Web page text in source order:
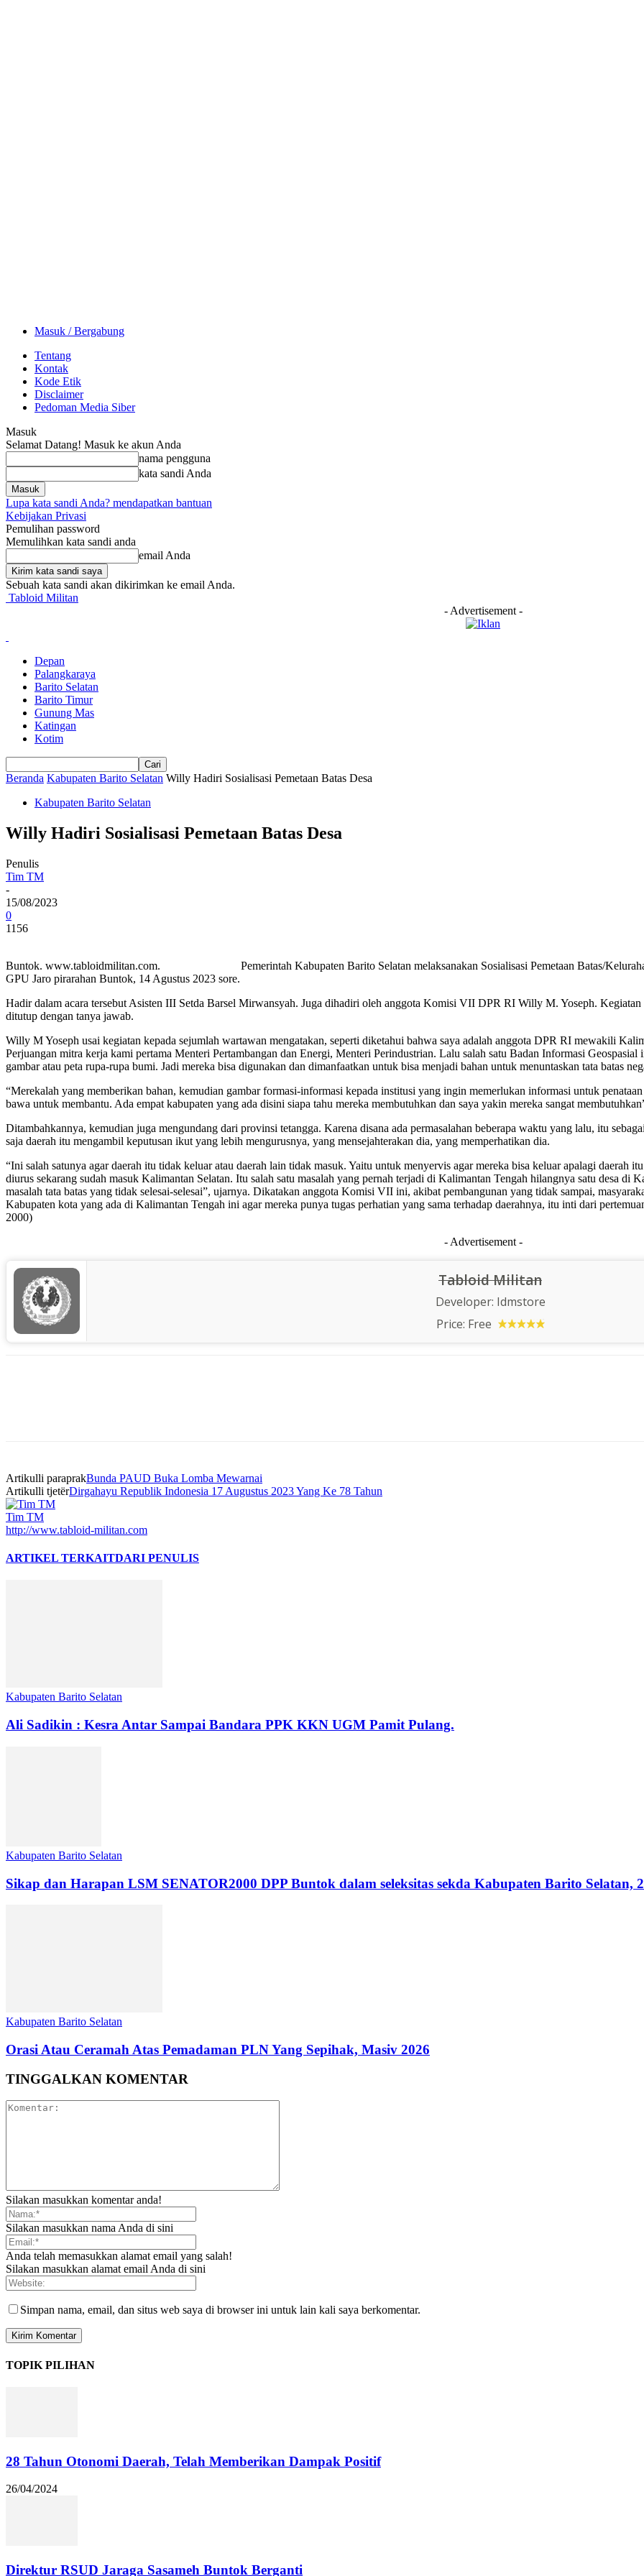
Masuk / Bergabung
Tentang
Kontak
Kode Etik
Disclaimer
Pedoman Media Siber
Masuk
Selamat Datang! Masuk ke akun Anda
nama pengguna
kata sandi Anda
Lupa kata sandi Anda? mendapatkan bantuan
Kebijakan Privasi
Pemulihan password
Memulihkan kata sandi anda
email Anda
Sebuah kata sandi akan dikirimkan ke email Anda.
Tabloid Militan
- Advertisement -
Depan
Palangkaraya
Barito Selatan
Barito Timur
Gunung Mas
Katingan
Kotim
Beranda Kabupaten Barito Selatan Willy Hadiri Sosialisasi Pemetaan Batas Desa
Kabupaten Barito Selatan
Willy Hadiri Sosialisasi Pemetaan Batas Desa
Penulis
Tim TM
-
15/08/2023
0
1156
Buntok. www.tabloidmilitan.com. Pemerintah Kabupaten Barito Selatan melaksanakan Sosialisasi Pemetaan Batas/Kelurahan.
GPU Jaro pirarahan Buntok, 14 Agustus 2023 sore.
Hadir dalam acara tersebut Asisten III Setda Barsel Mirwansyah. Juga dihadiri oleh anggota Komisi VII DPR RI Willy M. Yoseph.
ditutup dengan tanya jawab.
Willy M Yoseph usai kegiatan kepada sejumlah wartawan mengatakan, seperti diketahui bahwa saya adalah anggota DPR RI mewakili
Perjuangan mitra kerja kami pertama Menteri Pertambangan dan Energi, Menteri Perindustrian. Lalu salah satu Badan Informasi
gambar atau peta rupa-rupa bumi. Jadi mereka bisa digunakan dan dimanfaatkan untuk bisa menjadi bahan untuk menuntaskan tata batas
“Merekalah yang memberikan bahan, kemudian gambar formasi-informasi kepada institusi yang ingin memerlukan informasi untuk
bawa untuk membantu. Ada empat kabupaten yang ada disini siapa tahu mereka membutuhkan dan saya yakin mereka sangat
Ditambahkannya, kemudian juga mengundang dari provinsi tetangga. Karena disana ada permasalahan beberapa waktu yang lalu, itu
saja daerah itu mengambil keputusan ikut yang lebih mengurusnya, yang mensejahterakan dia, yang memperhatikan dia.
“Ini salah satunya agar daerah itu tidak keluar atau daerah lain tidak masuk. Yaitu untuk menyervis agar mereka bisa keluar apalagi daerah
diurus sekarang sudah masuk Kalimantan Selatan. Itu salah satu masalah yang pernah terjadi di Kalimantan Tengah hilangnya satu desa di
masalah tata batas yang tidak selesai-selesai”, ujarnya. Dikatakan anggota Komisi VII ini, akibat pembangunan yang tidak sampai,
Kabupaten kota yang ada di Kalimantan Tengah ini agar mereka punya tugas perhatian yang sama terhadap daerahnya, itu inti dari
2000)
- Advertisement -
Tabloid Militan
Developer: Idmstore
Price: Free
Artikulli paraprakBunda PAUD Buka Lomba Mewarnai
Artikulli tjetërDirgahayu Republik Indonesia 17 Augustus 2023 Yang Ke 78 Tahun
Tim TM
http://www.tabloid-militan.com
ARTIKEL TERKAITDARI PENULIS
Kabupaten Barito Selatan
Ali Sadikin : Kesra Antar Sampai Bandara PPK KKN UGM Pamit Pulang.
Kabupaten Barito Selatan
Sikap dan Harapan LSM SENATOR2000 DPP Buntok dalam seleksitas sekda Kabupaten Barito Selatan,
Kabupaten Barito Selatan
Orasi Atau Ceramah Atas Pemadaman PLN Yang Sepihak, Masiv 2026
TINGGALKAN KOMENTAR
Silakan masukkan komentar anda!
Silakan masukkan nama Anda di sini
Anda telah memasukkan alamat email yang salah!
Silakan masukkan alamat email Anda di sini
Simpan nama, email, dan situs web saya di browser ini untuk lain kali saya berkomentar.
TOPIK PILIHAN
28 Tahun Otonomi Daerah, Telah Memberikan Dampak Positif
26/04/2024
Direktur RSUD Jaraga Sasameh Buntok Berganti